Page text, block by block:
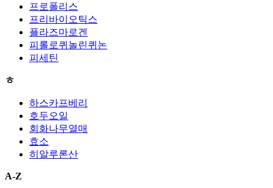
프로폴리스
프리바이오틱스
플라즈마로겐
피롤로퀴놀린퀴논
피세틴
ㅎ
하스카프베리
호두오일
회화나무열매
효소
히알루론산
A-Z